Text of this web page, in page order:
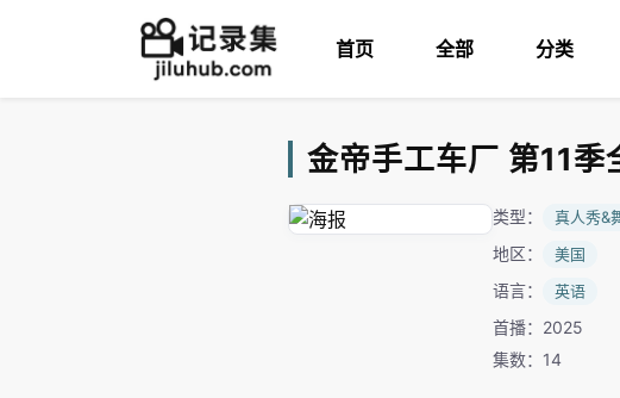
首页 全部 分类
金帝手工车厂 第11
类型： 真人秀&
地区： 美国
语言： 英语
首播：2025
集数：14